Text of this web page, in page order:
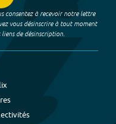
consentez à recevoir notre lettre
vous désinscrire à tout moment
de désinscription.